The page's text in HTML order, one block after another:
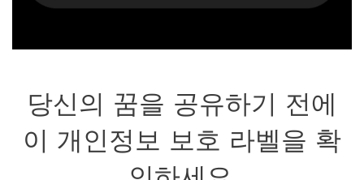
당신의 꿈을 공유하기 전에
이 개인정보 보호 라벨을 확